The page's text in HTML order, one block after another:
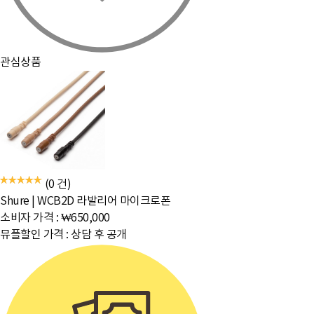
관심상품
(0 건)
Shure
WCB2D 라발리어 마이크로폰
소비자 가격 : ₩650,000
뮤플할인 가격 : 상담 후 공개